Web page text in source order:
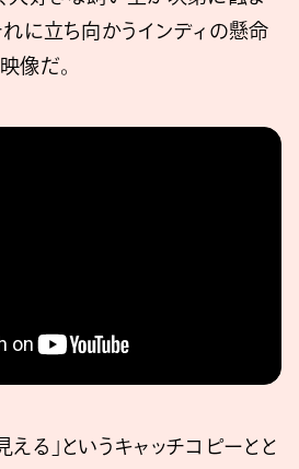
れに立ち向かうインディの懸命
像だ。
る」というキャッチコピーとと